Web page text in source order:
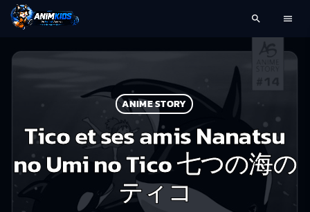
search menu
ANIME STORY
Tico et ses amis Nanatsu
no Umi no Tico 七つの海の
ティコ